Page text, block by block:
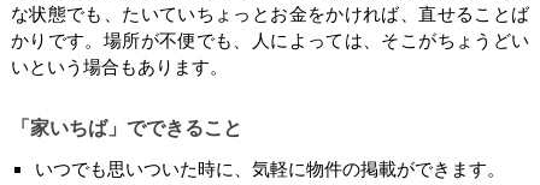
な状態でも、たいていちょっとお金をかければ、直せることば
かりです。場所が不便でも、人によっては、そこがちょうどい
いという場合もあります。
「家いちば」でできること
いつでも思いついた時に、気軽に物件の掲載ができます。